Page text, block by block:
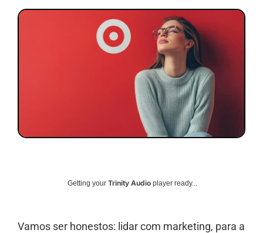
Getting your Trinity Audioplayer ready...
Vamos ser honestos: lidar com marketing, para a